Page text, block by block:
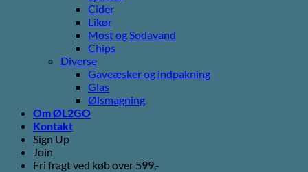
Cider
Likør
Most og Sodavand
Chips
Diverse
Gaveæsker og indpakning
Glas
Ølsmagning
Om ØL2GO
Kontakt
Sign Up
Join
Fri fragt ved køb over 599,-